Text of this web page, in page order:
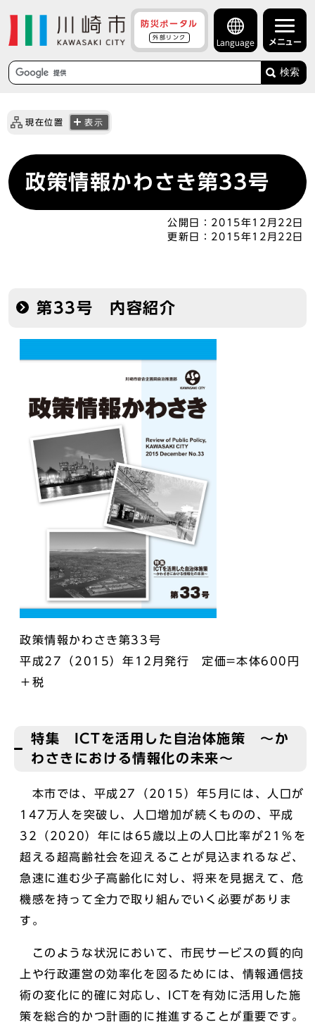
防災ポータル
外部リンク
Language メニュー
検索
現在位置 表示
政策情報かわさき第33号
公開日： 2015年12月22日
更新日： 2015年12月22日
第33号 内容紹介
政策情報かわさき第33号
平成27（2015）年12月発行 定価=本体600円
＋税
特集 ICTを活用した自治体施策 ～か
わさきにおける情報化の未来～
本市では、平成27（2015）年5月には、人口が
147万人を突破し、人口増加が続くものの、平成
32（2020）年には65歳以上の人口比率が21％を
超える超高齢社会を迎えることが見込まれるなど、
急速に進む少子高齢化に対し、将来を見据えて、危
機感を持って全力で取り組んでいく必要がありま
す。
このような状況において、市民サービスの質的向
上や行政運営の効率化を図るためには、情報通信技
術の変化に的確に対応し、ICTを有効に活用した施
策を総合的かつ計画的に推進することが重要です。